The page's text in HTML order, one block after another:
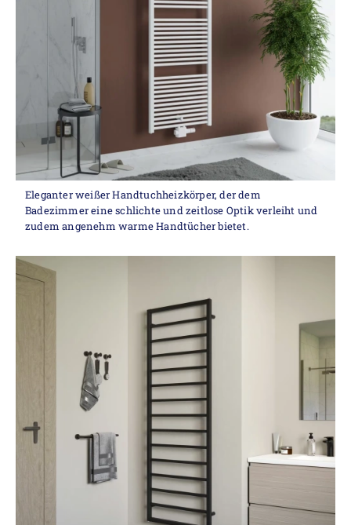
Eleganter weißer Handtuchheizkörper, der dem
Badezimmer eine schlichte und zeitlose Optik verleiht und
zudem angenehm warme Handtücher bietet.